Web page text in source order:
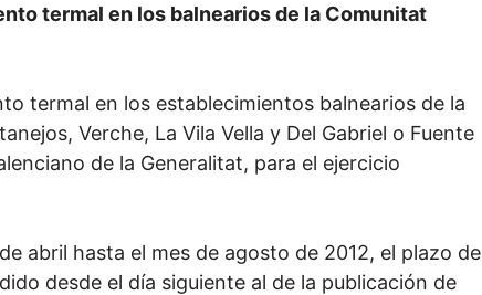
termal en los balnearios de la Comunitat
termal en los establecimientos balnearios de la
Verche, La Vila Vella y Del Gabriel o Fuente
de la Generalitat, para el ejercicio
abril hasta el mes de agosto de 2012, el plazo de
desde el día siguiente al de la publicación de